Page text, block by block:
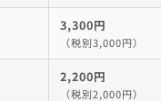
3,300円
（税別3,000円）
2,200円
（税別2,000円）